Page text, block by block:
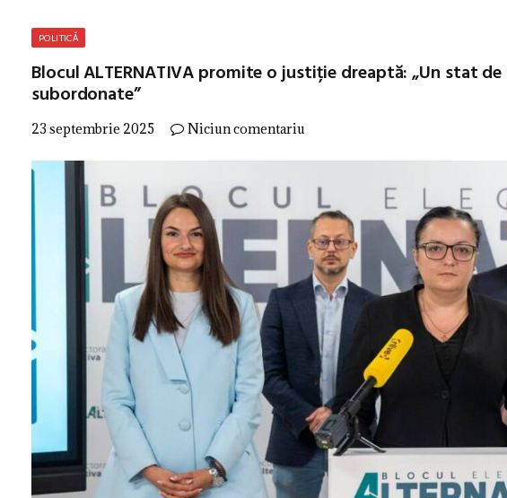
POLITICĂ
Blocul ALTERNATIVA promite o justiție dreaptă: „Un stat
subordonate”
23 septembrie 2025 Niciun comentariu